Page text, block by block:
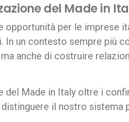
del Made in
opportunità per le imprese
In un contesto sempre più
anche di costruire
del Made in Italy oltre i
il nostro sistema